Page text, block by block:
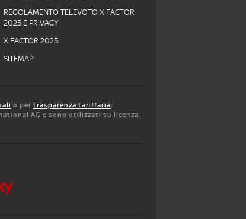
REGOLAMENTO TELEVOTO X FACTOR
2025 E PRIVACY
X FACTOR 2025
SITEMAP
o per trasparenza tariffaria,
AG e sono utilizzati su licenza.